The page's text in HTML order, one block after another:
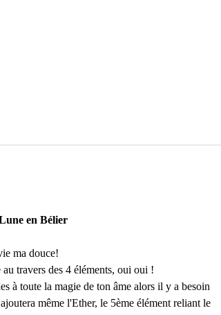
en Bélier
ma douce!
travers des 4 éléments, oui oui !
à toute la magie de ton âme alors il y a besoin
même l'Ether, le 5ème élément reliant le